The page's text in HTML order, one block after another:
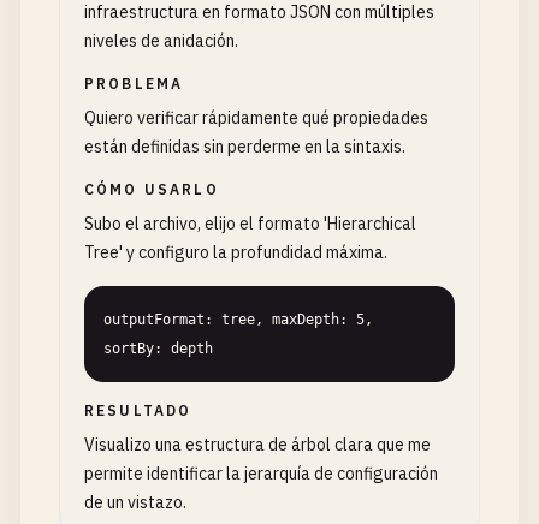
infraestructura en formato JSON con múltiples
niveles de anidación.
PROBLEMA
Quiero verificar rápidamente qué propiedades
están definidas sin perderme en la sintaxis.
CÓMO USARLO
Subo el archivo, elijo el formato 'Hierarchical
Tree' y configuro la profundidad máxima.
outputFormat: tree, maxDepth: 5,
sortBy: depth
RESULTADO
Visualizo una estructura de árbol clara que me
permite identificar la jerarquía de configuración
de un vistazo.